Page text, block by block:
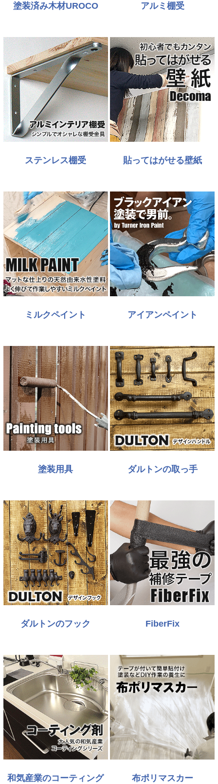
塗装済み木材UROCO アルミ棚受
ステンレス棚受 貼ってはがせる壁紙
ミルクペイント アイアンペイント
塗装用具 ダルトンの取っ手
ダルトンのフック FiberFix
和気産業のコーティング 布ポリマスカー